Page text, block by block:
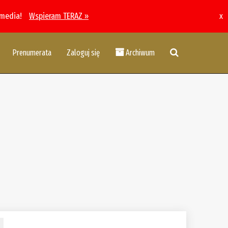
Wspieram TERAZ » x
Prenumerata Zaloguj się Archiwum